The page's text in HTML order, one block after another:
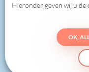
Hieronder geven wij u de
OK,